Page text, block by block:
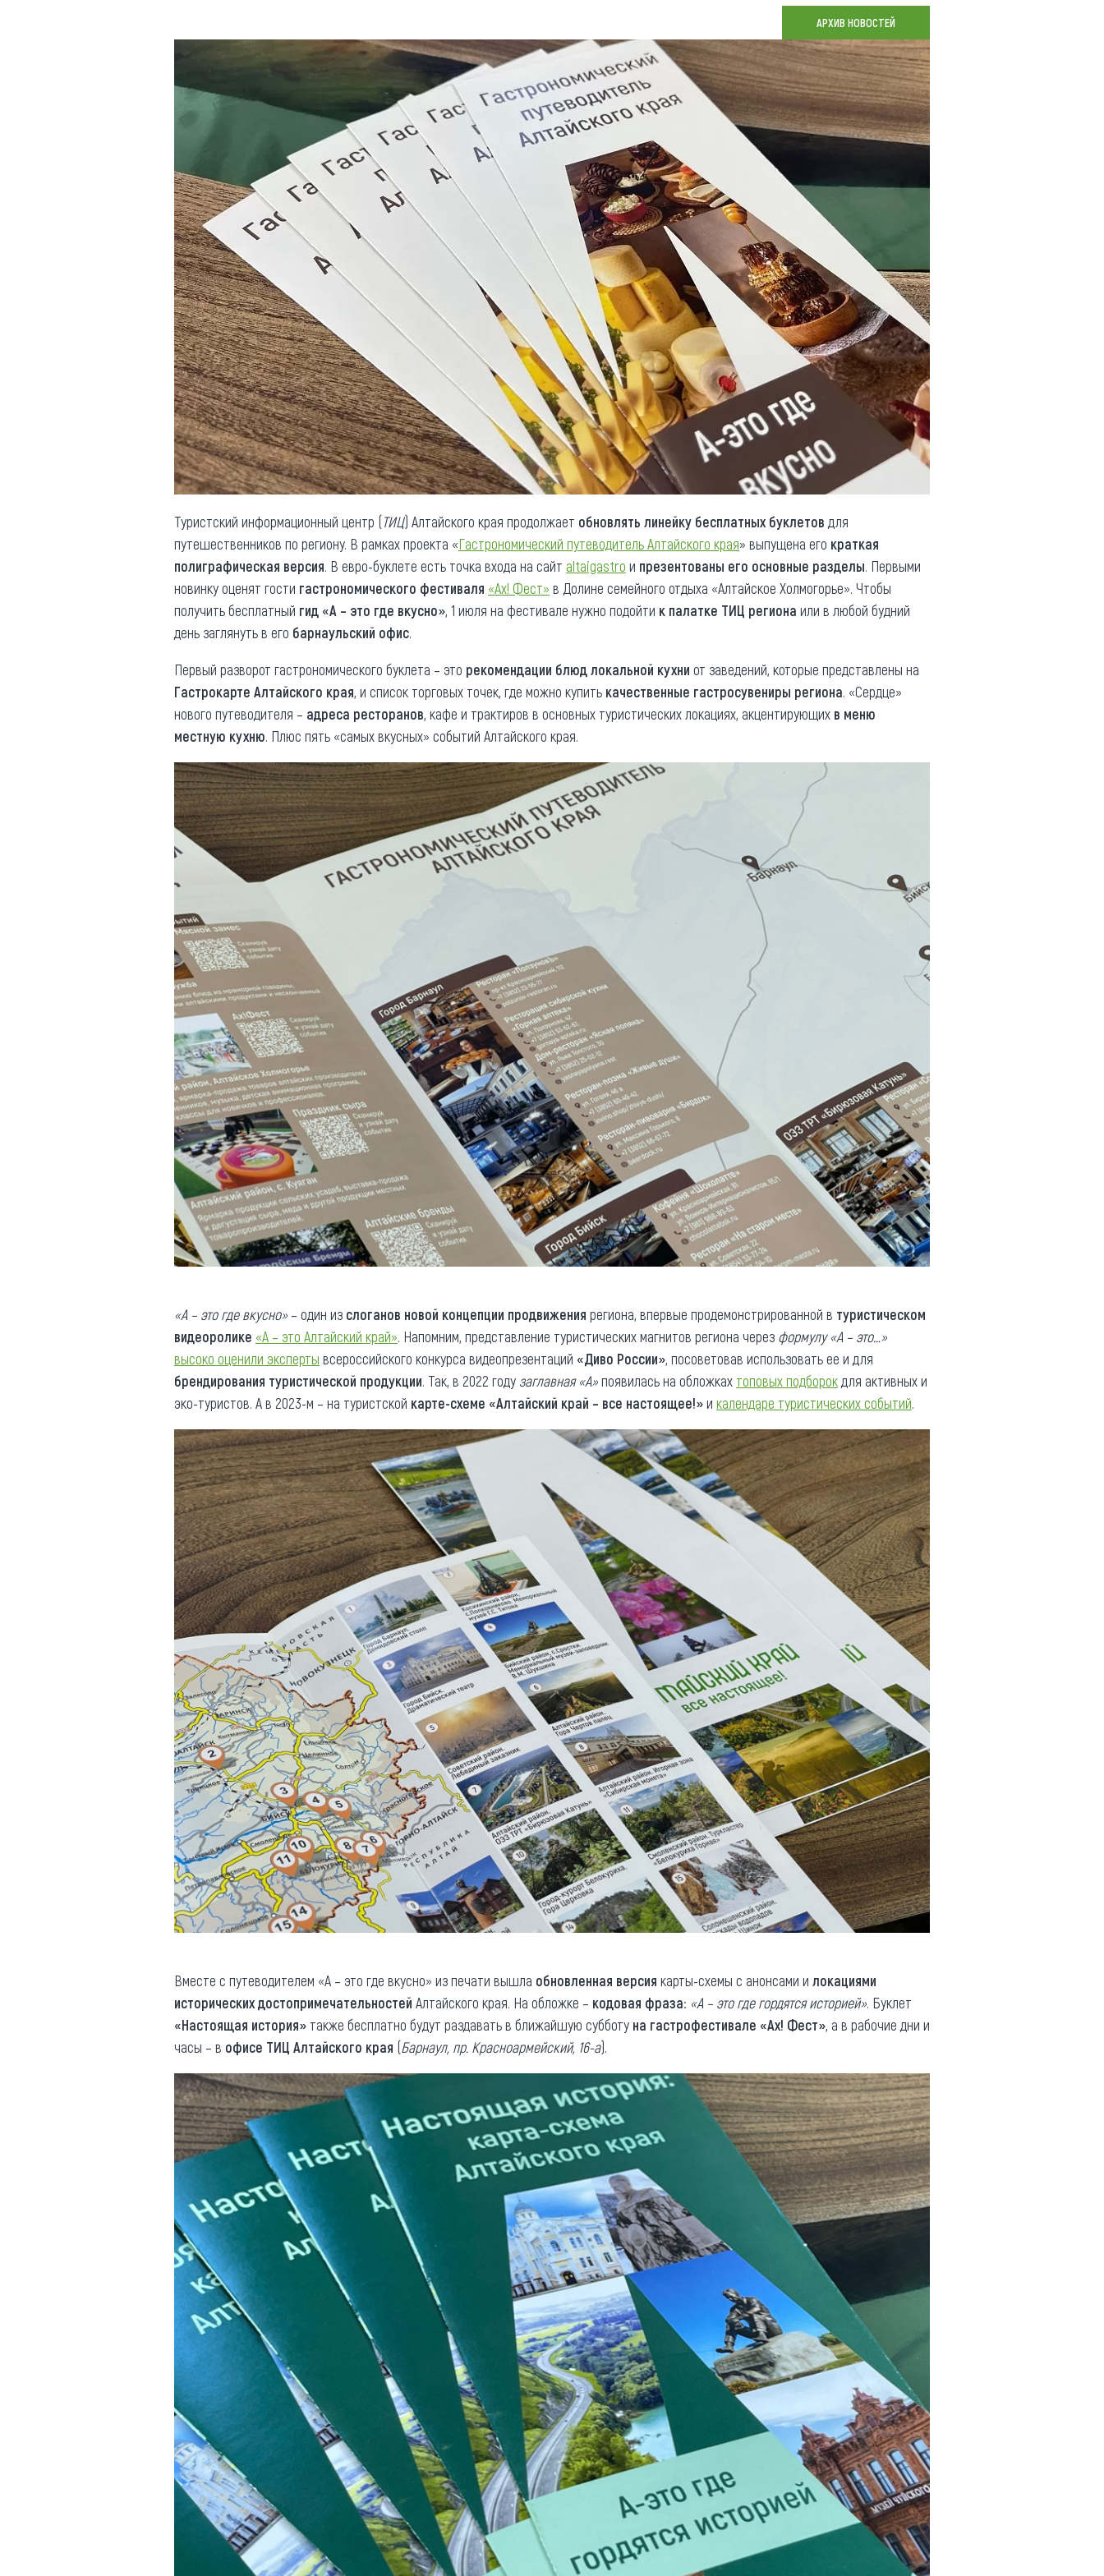
Придорожные кафе
Новости
Что привезти (сувениры)
Общая информация
Как добраться
Люди, прославившие Алтай
Карты и буклеты
Коллекция впечатлений
Блог путешественника
Видеогалерея
Фотогалерея
Другие рубрики
Реестр туроператоров
Реестр туристических
агентств Алтайского края
Обращения граждан
Противодействие коррупции
АРХИВ НОВОСТЕЙ
Туристский информационный центр (ТИЦ) Алтайского края продолжает обновлять линейку бесплатных буклетов для
путешественников по региону. В рамках проекта «Гастрономический путеводитель Алтайского края» выпущена его краткая
полиграфическая версия. В евро-буклете есть точка входа на сайт altaigastro и презентованы его основные разделы. Первыми
новинку оценят гости гастрономического фестиваля «Ах! Фест» в Долине семейного отдыха «Алтайское Холмогорье». Чтобы
получить бесплатный гид «А – это где вкусно», 1 июля на фестивале нужно подойти к палатке ТИЦ региона или в любой будний
день заглянуть в его барнаульский офис.
Первый разворот гастрономического буклета – это рекомендации блюд локальной кухни от заведений, которые представлены на
Гастрокарте Алтайского края, и список торговых точек, где можно купить качественные гастросувениры региона. «Сердце»
нового путеводителя – адреса ресторанов, кафе и трактиров в основных туристических локациях, акцентирующих в меню
местную кухню. Плюс пять «самых вкусных» событий Алтайского края.
«А – это где вкусно» – один из слоганов новой концепции продвижения региона, впервые продемонстрированной в туристическом
видеоролике «А – это Алтайский край». Напомним, представление туристических магнитов региона через формулу «А – это…»
высоко оценили эксперты всероссийского конкурса видеопрезентаций «Диво России», посоветовав использовать ее и для
брендирования туристической продукции. Так, в 2022 году заглавная «А»появилась на обложках топовых подборокдля активных и
эко-туристов. А в 2023-м – на туристской карте-схеме «Алтайский край – все настоящее!»и календаре туристических событий.
Вместе с путеводителем «А – это где вкусно» из печати вышла обновленная версия карты-схемы с анонсами и локациями
исторических достопримечательностей Алтайского края. На обложке – кодовая фраза: «А – это где гордятся историей». Буклет
«Настоящая история» также бесплатно будут раздавать в ближайшую субботу на гастрофестивале «Ах! Фест», а в рабочие дни и
часы – в офисе ТИЦ Алтайского края (Барнаул, пр. Красноармейский, 16-а).